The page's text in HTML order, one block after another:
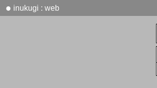
● inukugi : web